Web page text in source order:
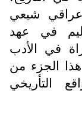
شيعي
في عهد
في الأدب
الجزء من
التأريخي